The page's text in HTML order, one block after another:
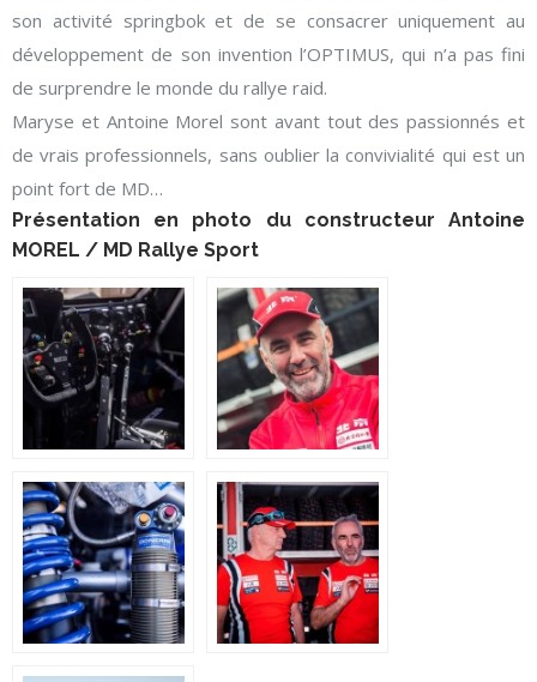
son activité springbok et de se consacrer uniquement au
développement de son invention l’OPTIMUS, qui n’a pas fini
de surprendre le monde du rallye raid.
Maryse et Antoine Morel sont avant tout des passionnés et
de vrais professionnels, sans oublier la convivialité qui est un
point fort de MD…
Présentation en photo du constructeur Antoine
MOREL / MD Rallye Sport